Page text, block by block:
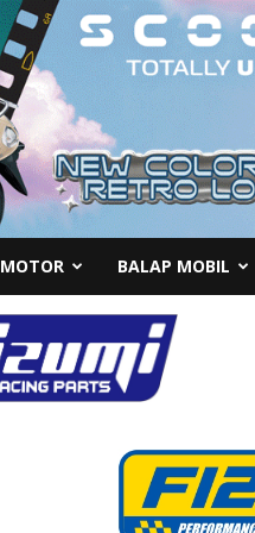
BALAP MOBIL